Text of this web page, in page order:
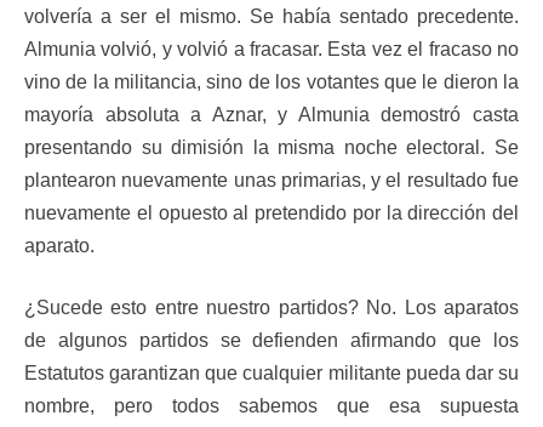
volvería a ser el mismo. Se había sentado precedente.
Almunia volvió, y volvió a fracasar. Esta vez el fracaso no
vino de la militancia, sino de los votantes que le dieron la
mayoría absoluta a Aznar, y Almunia demostró casta
presentando su dimisión la misma noche electoral. Se
plantearon nuevamente unas primarias, y el resultado fue
nuevamente el opuesto al pretendido por la dirección del
aparato.
¿Sucede esto entre nuestro partidos? No. Los aparatos
de algunos partidos se defienden afirmando que los
Estatutos garantizan que cualquier militante pueda dar su
nombre, pero todos sabemos que esa supuesta